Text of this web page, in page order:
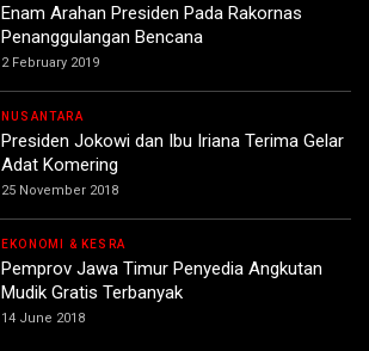
Enam Arahan Presiden Pada Rakornas
Penanggulangan Bencana
2 February 2019
NUSANTARA
Presiden Jokowi dan Ibu Iriana Terima Gelar
Adat Komering
25 November 2018
EKONOMI & KESRA
Pemprov Jawa Timur Penyedia Angkutan
Mudik Gratis Terbanyak
14 June 2018